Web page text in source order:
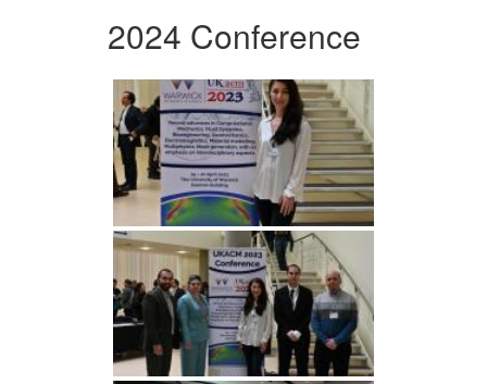
2024 Conference